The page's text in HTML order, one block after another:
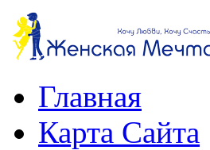
Главная
Карта Сайта